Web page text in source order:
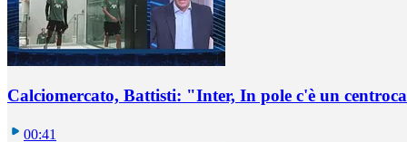
Calciomercato, Battisti: "Inter, In pole c'è un
00:41